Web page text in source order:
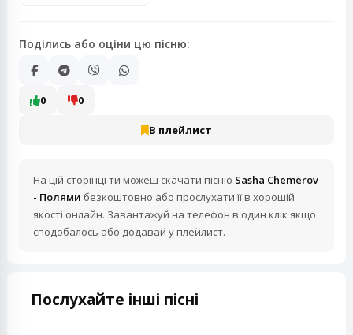
Поділись або оціни цю пісню:
0 0
В плейлист
На цій сторінці ти можеш скачати пісню Sasha Chemerov
- Полями безкоштовно або прослухати її в хорошій
якості онлайн. Завантажуй на телефон в один клік якщо
сподобалось або додавай у плейлист.
Послухайте інші пісні